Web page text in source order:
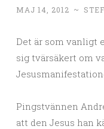
MAJ 14, 2012 ~
Det är som vanligt
sig tvärsäkert om
Pingstvännen
att den Jesus han